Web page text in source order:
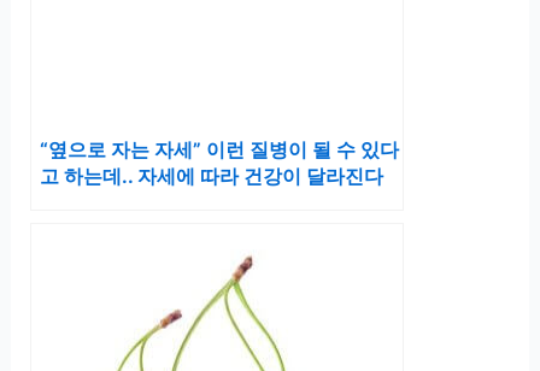
“옆으로 자는 자세” 이런 질병이 될 수 있다
고 하는데.. 자세에 따라 건강이 달라진다